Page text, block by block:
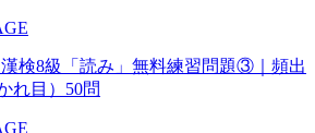
漢検8級「読み」無料練習問題③｜頻出
れ目）50問